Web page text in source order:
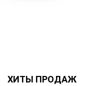
ХИТЫ ПРОДАЖ